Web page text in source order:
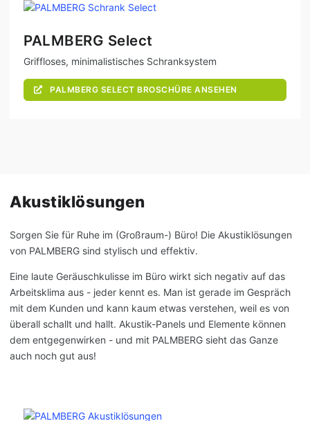
PALMBERG Select
Griffloses, minimalistisches Schranksystem
PALMBERG SELECT BROSCHÜRE ANSEHEN
Akustiklösungen
Sorgen Sie für Ruhe im (Großraum-) Büro! Die Akustiklösungen
von PALMBERG sind stylisch und effektiv.
Eine laute Geräuschkulisse im Büro wirkt sich negativ auf das
Arbeitsklima aus - jeder kennt es. Man ist gerade im Gespräch
mit dem Kunden und kann kaum etwas verstehen, weil es von
überall schallt und hallt. Akustik-Panels und Elemente können
dem entgegenwirken - und mit PALMBERG sieht das Ganze
auch noch gut aus!